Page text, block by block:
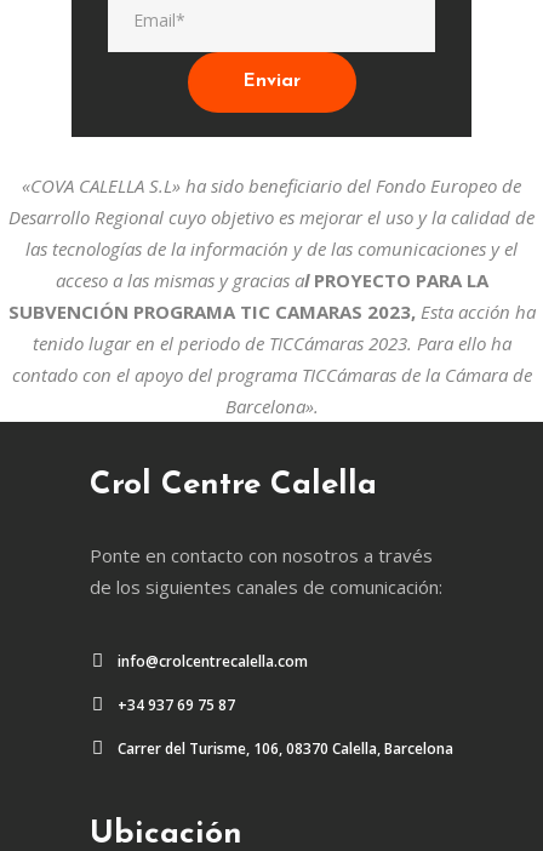
«COVA CALELLA S.L» ha sido beneficiario del Fondo Europeo de
Desarrollo Regional cuyo objetivo es mejorar el uso y la calidad de
las tecnologías de la información y de las comunicaciones y el
acceso a las mismas y gracias al PROYECTO PARA LA
SUBVENCIÓN PROGRAMA TIC CAMARAS 2023,Esta acción ha
tenido lugar en el periodo de TICCámaras 2023. Para ello ha
contado con el apoyo del programa TICCámaras de la Cámara de
Barcelona».
Crol Centre Calella
Ponte en contacto con nosotros a través
de los siguientes canales de comunicación:
info@crolcentrecalella.com
+34 937 69 75 87
Carrer del Turisme, 106, 08370 Calella, Barcelona
Ubicación